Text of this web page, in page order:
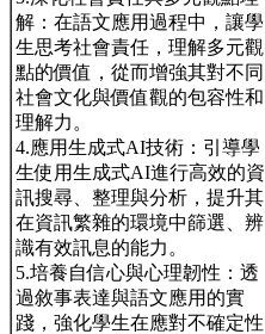
解：在語文應用過程中，讓學
生思考社會責任，理解多元觀
點的價值，從而增強其對不同
社會文化與價值觀的包容性和
理解力。
4.應用生成式AI技術：引導學
生使用生成式AI進行高效的資
訊搜尋、整理與分析，提升其
在資訊繁雜的環境中篩選、辨
識有效訊息的能力。
5.培養自信心與心理韌性：透
過敘事表達與語文應用的實
踐，強化學生在應對不確定性